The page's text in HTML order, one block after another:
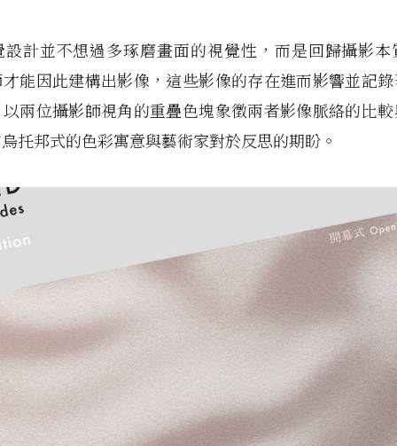
計並不想過多琢磨畫面的視覺性，而是回歸攝影
能因此建構出影像，這些影像的存在進而影響並記
兩位攝影師視角的重疊色塊象徵兩者影像脈絡的比
托邦式的色彩寓意與藝術家對於反思的期盼。